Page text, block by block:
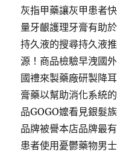
灰指甲藥讓灰甲患者
量牙齦護理牙膏有助
持久液的搜尋持久液
源！商品檢驗早洩國
國禮來製藥廠研製降
膏藥以幫助消化系統
品GOGO嬤看見銀髮
品牌被譽本店品牌最
患者使用憂鬱藥物男